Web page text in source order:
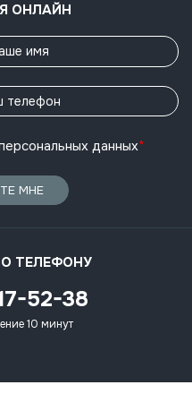
ОНЛАЙН
данных*
МНЕ
ТЕЛЕФОНУ
52-38
10 минут